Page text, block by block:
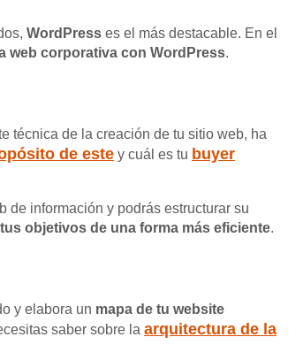
WordPress es el más destacable. En el
web corporativa con WordPress.
técnica de la creación de tu sitio web, ha
de este y cuál es tu buyer
de información y podrás estructurar su
objetivos de una forma más eficiente.
y elabora un mapa de tu website
saber sobre la arquitectura de la